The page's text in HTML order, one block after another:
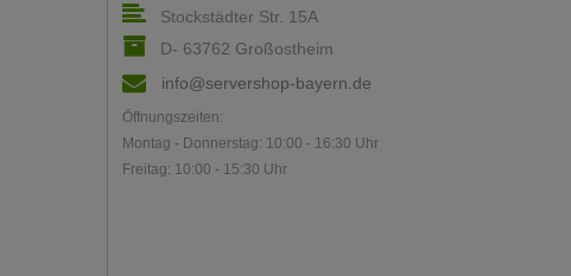
Stockstädter Str. 15A
D- 63762 Großostheim
info@servershop-bayern.de
Öffnungszeiten:
Montag - Donnerstag: 10:00 - 16:30 Uhr
Freitag: 10:00 - 15:30 Uhr